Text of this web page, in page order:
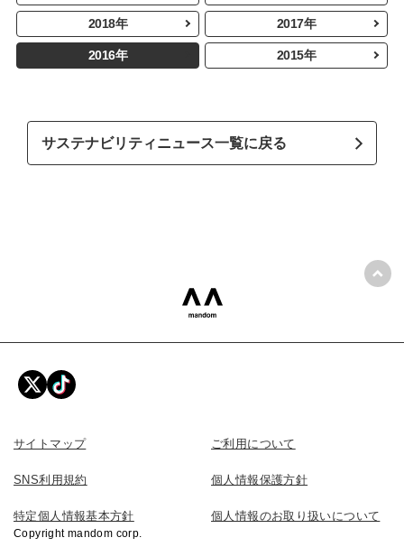
2018年 2017年
2016年 2015年
サステナビリティニュース一覧に戻る
ペ
サイトマップ ご利用について
SNS利用規約 個人情報保護方針
特定個人情報基本方針 個人情報のお取り扱いについて
Copyright mandom corp.